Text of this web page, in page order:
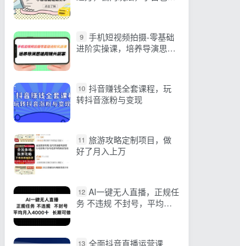
9 手机短视频拍摄-零基础
进阶实操课，培养导演思维
10 抖音赚钱全套课程，玩
转抖音涨粉与变现
11 旅游攻略定制项目，做
好了月入上万
12 AI一键无人直播，正规任
务 不违规 不封号，平均月
13 全面抖音直播运营课